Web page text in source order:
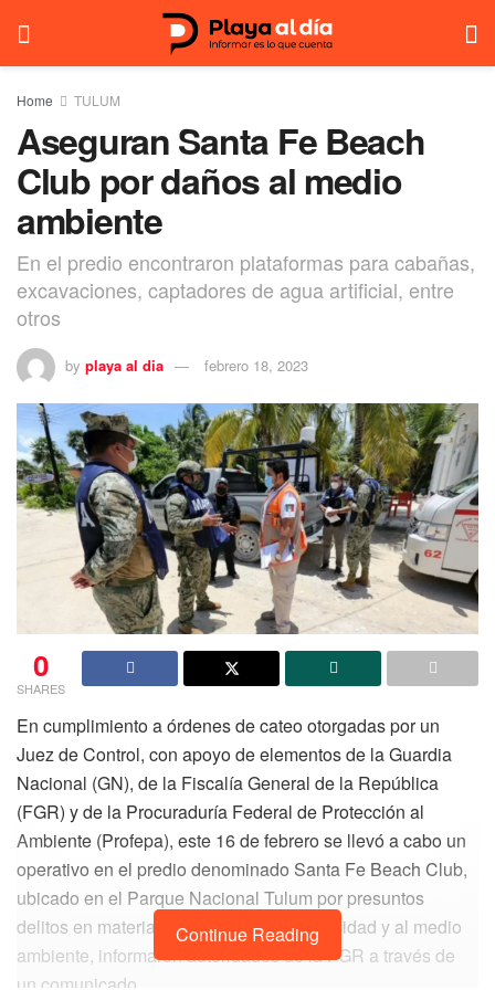
Home TULUM
Aseguran Santa Fe Beach
Club por daños al medio
ambiente
En el predio encontraron plataformas para cabañas,
excavaciones, captadores de agua artificial, entre
otros
by playa al dia febrero 18, 2023
0
SHARES
En cumplimiento a órdenes de cateo otorgadas por un
Juez de Control, con apoyo de elementos de la Guardia
Nacional (GN), de la Fiscalía General de la República
(FGR) y de la Procuraduría Federal de Protección al
Ambiente (Profepa), este 16 de febrero se llevó a cabo un
operativo en el predio denominado Santa Fe Beach Club,
ubicado en el Parque Nacional Tulum por presuntos
delitos en materia de daños a la biodiversidad y al medio
ambiente, informaron autoridades de la FGR a través de
un comunicado.
Continue Reading